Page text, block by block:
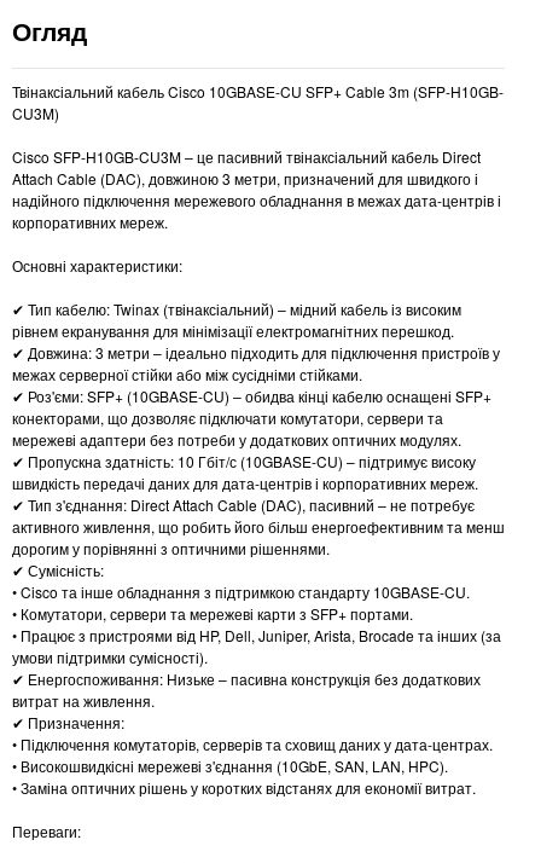
Огляд
Твінаксіальний кабель Cisco 10GBASE-CU SFP+ Cable 3m (SFP-H10GB-
CU3M)
Cisco SFP-H10GB-CU3M – це пасивний твінаксіальний кабель Direct
Attach Cable (DAC), довжиною 3 метри, призначений для швидкого і
надійного підключення мережевого обладнання в межах дата-центрів і
корпоративних мереж.
Основні характеристики:
✔ Тип кабелю: Twinax (твінаксіальний) – мідний кабель із високим
рівнем екранування для мінімізації електромагнітних перешкод.
✔ Довжина: 3 метри – ідеально підходить для підключення пристроїв у
межах серверної стійки або між сусідніми стійками.
✔ Роз'єми: SFP+ (10GBASE-CU) – обидва кінці кабелю оснащені SFP+
конекторами, що дозволяє підключати комутатори, сервери та
мережеві адаптери без потреби у додаткових оптичних модулях.
✔ Пропускна здатність: 10 Гбіт/с (10GBASE-CU) – підтримує високу
швидкість передачі даних для дата-центрів і корпоративних мереж.
✔ Тип з'єднання: Direct Attach Cable (DAC), пасивний – не потребує
активного живлення, що робить його більш енергоефективним та менш
дорогим у порівнянні з оптичними рішеннями.
✔ Сумісність:
• Cisco та інше обладнання з підтримкою стандарту 10GBASE-CU.
• Комутатори, сервери та мережеві карти з SFP+ портами.
• Працює з пристроями від HP, Dell, Juniper, Arista, Brocade та інших (за
умови підтримки сумісності).
✔ Енергоспоживання: Низьке – пасивна конструкція без додаткових
витрат на живлення.
✔ Призначення:
• Підключення комутаторів, серверів та сховищ даних у дата-центрах.
• Високошвидкісні мережеві з'єднання (10GbE, SAN, LAN, HPC).
• Заміна оптичних рішень у коротких відстанях для економії витрат.
Переваги: